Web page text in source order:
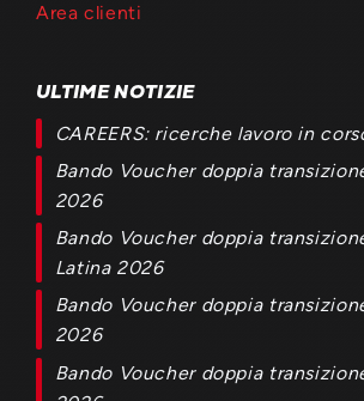
Area clienti
ULTIME NOTIZIE
CAREERS: ricerche lavoro in
Bando Voucher doppia
2026
Bando Voucher doppia
Latina 2026
Bando Voucher doppia
2026
Bando Voucher doppia